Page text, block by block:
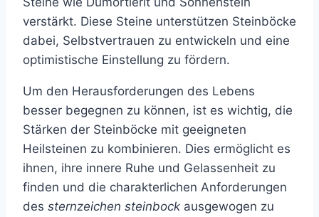
verstärkt. Diese Steine unterstützen Steinböcke
dabei, Selbstvertrauen zu entwickeln und eine
optimistische Einstellung zu fördern.
Um den Herausforderungen des Lebens
besser begegnen zu können, ist es wichtig, die
Stärken der Steinböcke mit geeigneten
Heilsteinen zu kombinieren. Dies ermöglicht es
ihnen, ihre innere Ruhe und Gelassenheit zu
finden und die charakterlichen Anforderungen
des sternzeichen steinbock ausgewogen zu